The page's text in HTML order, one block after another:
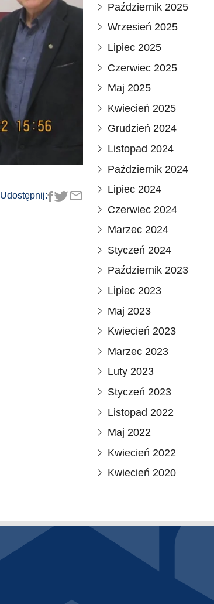
Udostępnij:
Październik 2025
Wrzesień 2025
Lipiec 2025
Czerwiec 2025
Maj 2025
Kwiecień 2025
Grudzień 2024
Listopad 2024
Październik 2024
Lipiec 2024
Czerwiec 2024
Marzec 2024
Styczeń 2024
Październik 2023
Lipiec 2023
Maj 2023
Kwiecień 2023
Marzec 2023
Luty 2023
Styczeń 2023
Listopad 2022
Maj 2022
Kwiecień 2022
Kwiecień 2020